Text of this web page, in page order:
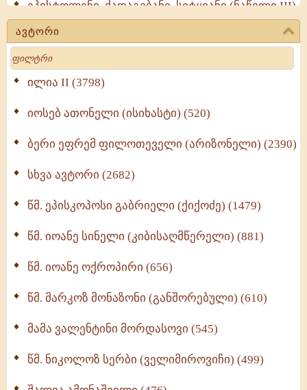
ეპისტოლენი, ქადაგებანი, სიტყვანი (ნაწილი III)
(723)
მოძღვრის ძალზე სასარგებლო რჩევები
მრევლისათვის (545)
Wisdomge (514)
ქადაგებანი გაბრიელ ეპისკოპოსისა - II ტომი
სულიერი ცხოვრების სახელმძღვანელო -
ნაწილი II (369)
ავტორი
Search
ილია II (3798)
იოსებ ათონელი (ისიხასტი) (520)
ბერი ეფრემ ფილოთეველი (არიზონელი) (2390)
სხვა ავტორი (2682)
წმ. ეპისკოპოსი გაბრიელი (ქიქოძე) (1479)
წმ. იოანე სინელი (კიბისაღმწერელი) (881)
წმ. იოანე ოქროპირი (656)
წმ. მარკოზ მონაზონი (განშორებული) (610)
მამა ვალენტინი მორდასოვი (545)
წმ. ნიკოლოზ სერბი (ველიმიროვიჩი) (499)